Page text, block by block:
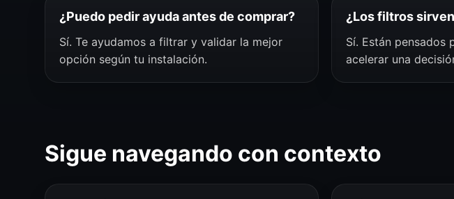
¿Puedo pedir ayuda antes de comprar?
Sí. Te ayudamos a filtrar y validar la mejor
opción según tu instalación.
¿Los filtros
Sí. Están pensados
acelerar una
Sigue navegando con contexto